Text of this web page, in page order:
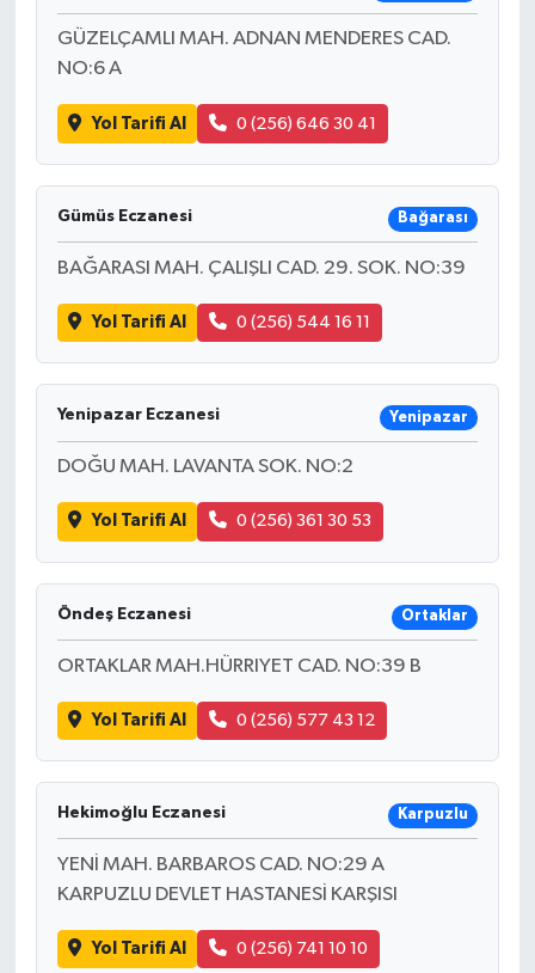
GÜZELÇAMLI MAH. ADNAN MENDERES CAD.
NO:6 A
Yol Tarifi Al 0 (256) 646 30 41
Gümüs Eczanesi Bağarası
BAĞARASI MAH. ÇALIŞLI CAD. 29. SOK. NO:39
Yol Tarifi Al 0 (256) 544 16 11
Yenipazar Eczanesi Yenipazar
DOĞU MAH. LAVANTA SOK. NO:2
Yol Tarifi Al 0 (256) 361 30 53
Öndeş Eczanesi Ortaklar
ORTAKLAR MAH.HÜRRIYET CAD. NO:39 B
Yol Tarifi Al 0 (256) 577 43 12
Hekimoğlu Eczanesi Karpuzlu
YENİ MAH. BARBAROS CAD. NO:29 A
KARPUZLU DEVLET HASTANESİ KARŞISI
Yol Tarifi Al 0 (256) 741 10 10